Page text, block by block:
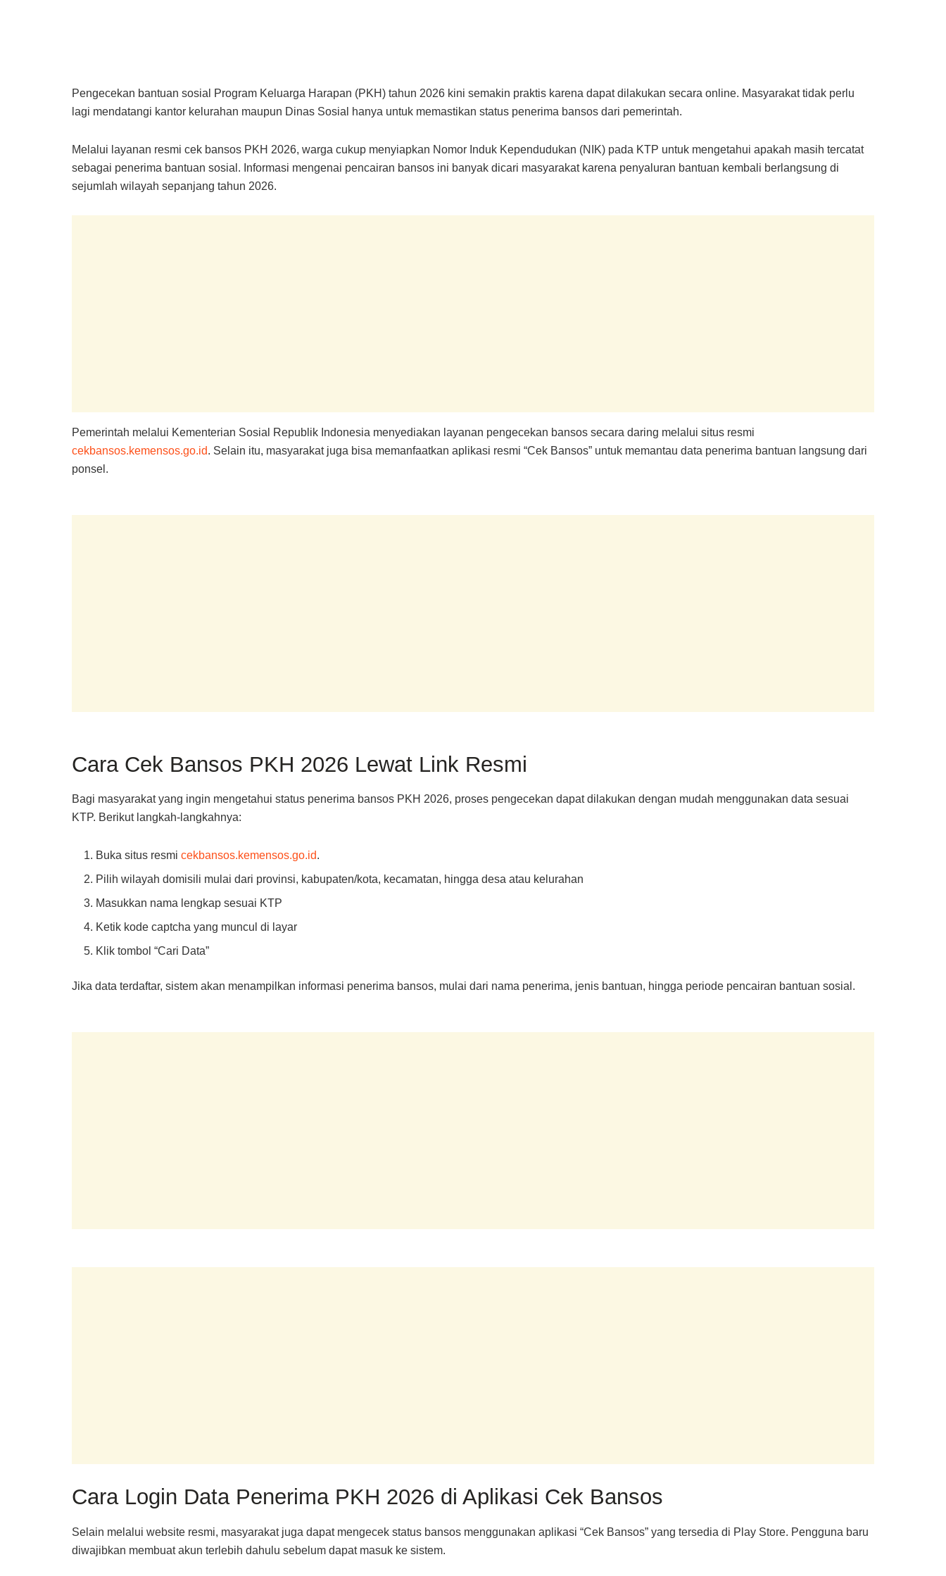
Pengecekan bantuan sosial Program Keluarga Harapan (PKH) tahun 2026 kini semakin praktis karena dapat dilakukan secara online. Masyarakat tidak perlu
lagi mendatangi kantor kelurahan maupun Dinas Sosial hanya untuk memastikan status penerima bansos dari pemerintah.
Melalui layanan resmi cek bansos PKH 2026, warga cukup menyiapkan Nomor Induk Kependudukan (NIK) pada KTP untuk mengetahui apakah masih tercatat
sebagai penerima bantuan sosial. Informasi mengenai pencairan bansos ini banyak dicari masyarakat karena penyaluran bantuan kembali berlangsung di
sejumlah wilayah sepanjang tahun 2026.
Pemerintah melalui Kementerian Sosial Republik Indonesia menyediakan layanan pengecekan bansos secara daring melalui situs resmi
cekbansos.kemensos.go.id. Selain itu, masyarakat juga bisa memanfaatkan aplikasi resmi “Cek Bansos” untuk memantau data penerima bantuan langsung dari
ponsel.
Cara Cek Bansos PKH 2026 Lewat Link Resmi
Bagi masyarakat yang ingin mengetahui status penerima bansos PKH 2026, proses pengecekan dapat dilakukan dengan mudah menggunakan data sesuai
KTP. Berikut langkah-langkahnya:
Buka situs resmicekbansos.kemensos.go.id.
Pilih wilayah domisili mulai dari provinsi, kabupaten/kota, kecamatan, hingga desa atau kelurahan
Masukkan nama lengkap sesuai KTP
Ketik kode captcha yang muncul di layar
Klik tombol “Cari Data”
Jika data terdaftar, sistem akan menampilkan informasi penerima bansos, mulai dari nama penerima, jenis bantuan, hingga periode pencairan bantuan sosial.
Cara Login Data Penerima PKH 2026 di Aplikasi Cek Bansos
Selain melalui website resmi, masyarakat juga dapat mengecek status bansos menggunakan aplikasi “Cek Bansos” yang tersedia di Play Store. Pengguna baru
diwajibkan membuat akun terlebih dahulu sebelum dapat masuk ke sistem.